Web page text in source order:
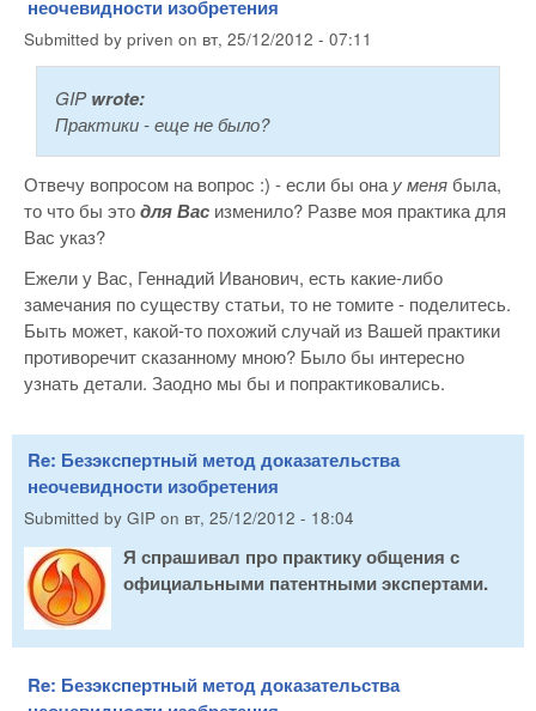
неочевидности изобретения
Submitted by priven on вт, 25/12/2012 - 07:11
GIPwrote:
Практики - еще не было?
Отвечу вопросом на вопрос :) - если бы она у меня была,
то что бы этодля Вас изменило? Разве моя практика для
Вас указ?
Ежели у Вас, Геннадий Иванович, есть какие-либо
замечания по существу статьи, то не томите - поделитесь.
Быть может, какой-то похожий случай из Вашей практики
противоречит сказанному мною? Было бы интересно
узнать детали. Заодно мы бы и попрактиковались.
Re: Безэкспертный метод доказательства
неочевидности изобретения
Submitted by GIP on вт, 25/12/2012 - 18:04
Я спрашивал про практику общения с
официальными патентными экспертами.
Re: Безэкспертный метод доказательства